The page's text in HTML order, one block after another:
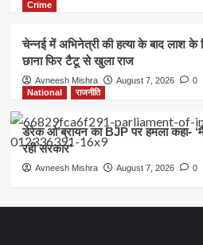
Crime
चेन्नई में अभिनेत्री की हत्या के बाद लाश
छाना फिर टैटू से खुला राज
Avneesh Mishra August 7, 2026
0
National
राजनीति
डेरेक ओ’ब्रायन का BJP पर हमला कहा-
रही सरकार’
Avneesh Mishra August 7, 2026 0